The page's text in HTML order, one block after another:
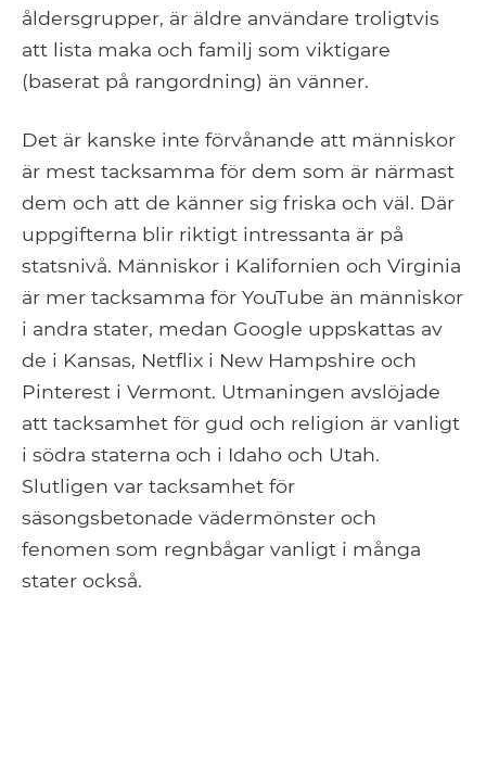
åldersgrupper, är äldre användare troligtvis
att lista maka och familj som viktigare
(baserat på rangordning) än vänner.
Det är kanske inte förvånande att människor
är mest tacksamma för dem som är närmast
dem och att de känner sig friska och väl. Där
uppgifterna blir riktigt intressanta är på
statsnivå. Människor i Kalifornien och Virginia
är mer tacksamma för YouTube än människor
i andra stater, medan Google uppskattas av
de i Kansas, Netflix i New Hampshire och
Pinterest i Vermont. Utmaningen avslöjade
att tacksamhet för gud och religion är vanligt
i södra staterna och i Idaho och Utah.
Slutligen var tacksamhet för
säsongsbetonade vädermönster och
fenomen som regnbågar vanligt i många
stater också.